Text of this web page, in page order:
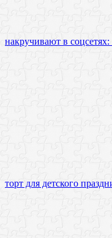
накручивают в
торт для детского